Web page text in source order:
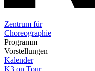
Zentrum für
Choreographie
Programm
Vorstellungen
Kalender
K3 on Tour